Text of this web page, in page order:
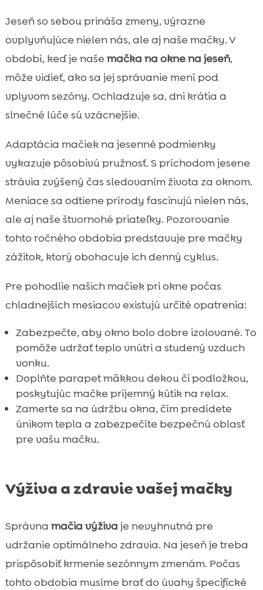
Jeseň so sebou prináša zmeny, výrazne
ovplyvňujúce nielen nás, ale aj naše mačky. V
období, keď je naše mačka na okne na jeseň,
môže vidieť, ako sa jej správanie mení pod
vplyvom sezóny. Ochladzuje sa, dni krátia a
slnečné lúče sú vzácnejšie.
Adaptácia mačiek na jesenné podmienky
vykazuje pôsobivú pružnosť. S príchodom jesene
strávia zvýšený čas sledovaním života za oknom.
Meniace sa odtiene prírody fascinujú nielen nás,
ale aj naše štvornohé priateľky. Pozorovanie
tohto ročného obdobia predstavuje pre mačky
zážitok, ktorý obohacuje ich denný cyklus.
Pre pohodlie našich mačiek pri okne počas
chladnejších mesiacov existujú určité opatrenia:
Zabezpečte, aby okno bolo dobre izolované. To
pomôže udržať teplo vnútri a studený vzduch
vonku.
Doplňte parapet mäkkou dekou či podložkou,
poskytujúc mačke príjemný kútik na relax.
Zamerte sa na údržbu okna, čím predídete
únikom tepla a zabezpečíte bezpečnú oblasť
pre vašu mačku.
Výživa a zdravie vašej mačky
Správna mačia výživa je nevyhnutná pre
udržanie optimálneho zdravia. Na jeseň je treba
prispôsobiť krmenie sezónnym zmenám. Počas
tohto obdobia musíme brať do úvahy špecifické